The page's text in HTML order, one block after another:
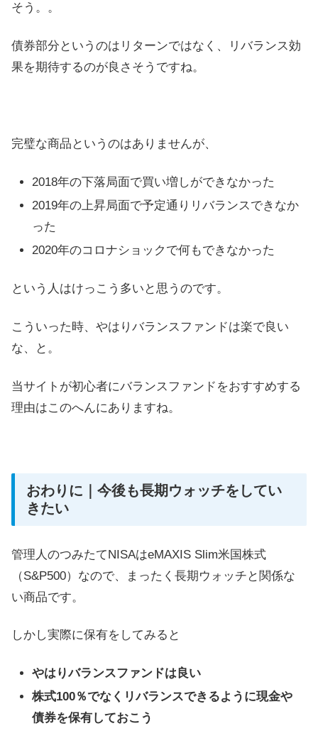
そう。。
債券部分というのはリターンではなく、リバランス効
果を期待するのが良さそうですね。
完璧な商品というのはありませんが、
2018年の下落局面で買い増しができなかった
2019年の上昇局面で予定通りリバランスできなか
った
2020年のコロナショックで何もできなかった
という人はけっこう多いと思うのです。
こういった時、やはりバランスファンドは楽で良い
な、と。
当サイトが初心者にバランスファンドをおすすめする
理由はこのへんにありますね。
おわりに｜今後も長期ウォッチをしてい
きたい
管理人のつみたてNISAはeMAXIS Slim米国株式
（S&P500）なので、まったく長期ウォッチと関係な
い商品です。
しかし実際に保有をしてみると
やはりバランスファンドは良い
株式100％でなくリバランスできるように現金や
債券を保有しておこう